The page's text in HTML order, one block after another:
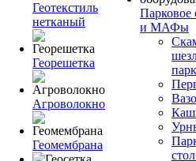
Геотекстиль
нетканый
Георешетка
Агроволокно
Геомембрана
Парковое
и МАФы